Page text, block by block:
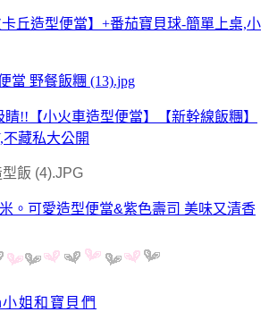
丘造型便當】+番茄寶貝球-簡單上桌,小
!!【小火車造型便當】【新幹線飯糰】
藏私大公開
。可愛造型便當&紫色壽司 美味又清香
姐和寶貝們